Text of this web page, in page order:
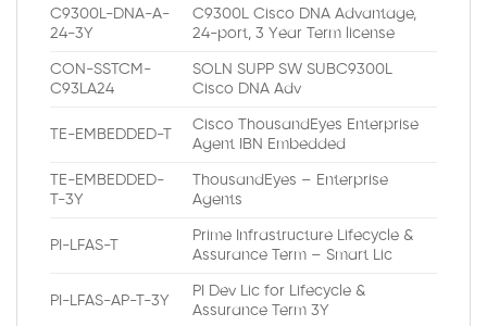
C9300L-DNA-A-
24-3Y
C9300L Cisco DNA Advantage,
24-port, 3 Year Term license
CON-SSTCM-
C93LA24
SOLN SUPP SW SUBC9300L
Cisco DNA Adv
TE-EMBEDDED-T
Cisco ThousandEyes Enterprise
Agent IBN Embedded
TE-EMBEDDED-
T-3Y
ThousandEyes – Enterprise
Agents
PI-LFAS-T
Prime Infrastructure Lifecycle &
Assurance Term – Smart Lic
PI-LFAS-AP-T-3Y
PI Dev Lic for Lifecycle &
Assurance Term 3Y